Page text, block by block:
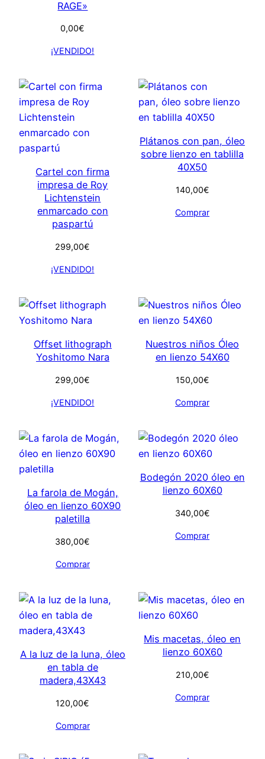
RAGE»
0,00€
¡VENDIDO!
Cartel con firma
impresa de Roy
Lichtenstein
enmarcado con
paspartú
299,00€
¡VENDIDO!
Plátanos con pan, óleo
sobre lienzo en tablilla
40X50
140,00€
Comprar
Offset lithograph
Yoshitomo Nara
299,00€
¡VENDIDO!
Nuestros niños Óleo
en lienzo 54X60
150,00€
Comprar
La farola de Mogán,
óleo en lienzo 60X90
paletilla
380,00€
Comprar
Bodegón 2020 óleo en
lienzo 60X60
340,00€
Comprar
A la luz de la luna, óleo
en tabla de
madera,43X43
120,00€
Comprar
Mis macetas, óleo en
lienzo 60X60
210,00€
Comprar